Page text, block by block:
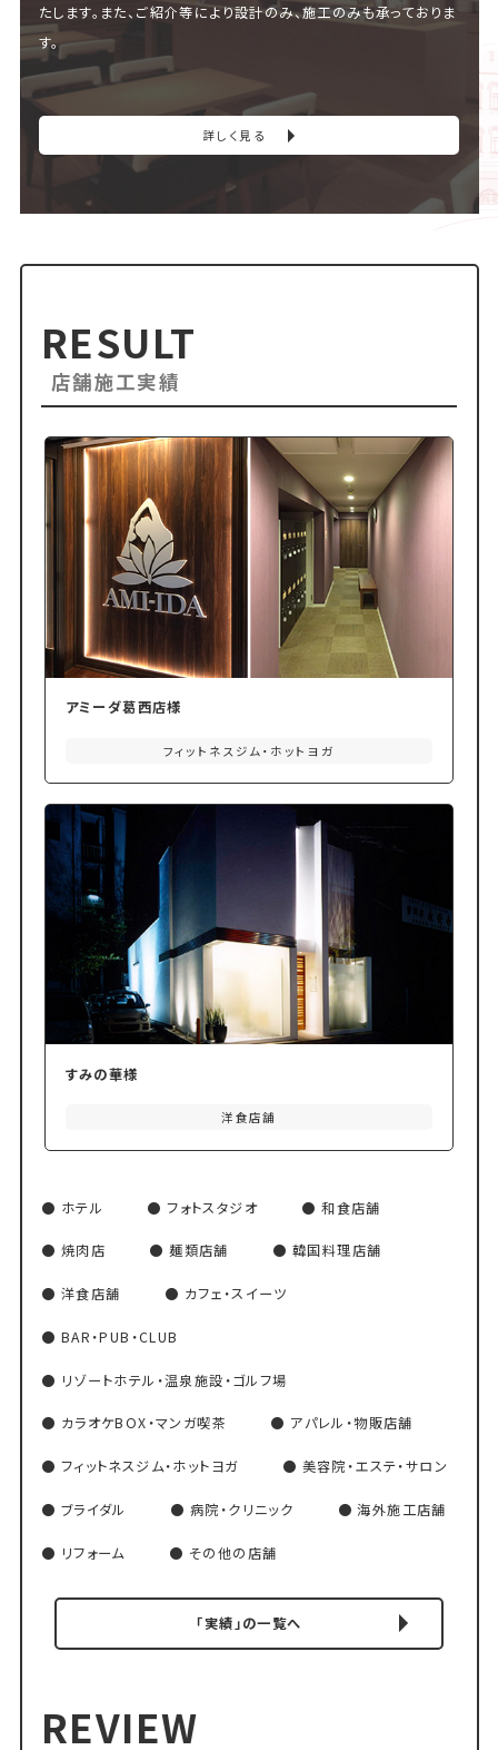
たします。また、ご紹介等により設計のみ、施工のみも承っておりま
す。
詳しく見る
RESULT
店舗施工実績
アミーダ葛西店様
フィットネスジム・ホットヨガ
すみの華様
洋食店舗
ホテル フォトスタジオ 和食店舗
焼肉店 麺類店舗 韓国料理店舗
洋食店舗 カフェ・スイーツ
BAR・PUB・CLUB
リゾートホテル・温泉施設・ゴルフ場
カラオケBOX・マンガ喫茶 アパレル・物販店舗
フィットネスジム・ホットヨガ 美容院・エステ・サロン
ブライダル 病院・クリニック 海外施工店舗
リフォーム その他の店舗
「実績」の一覧へ
REVIEW